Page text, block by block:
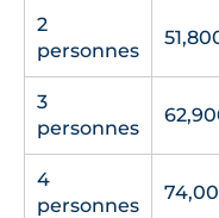
2
personnes
3
personnes
4
personnes